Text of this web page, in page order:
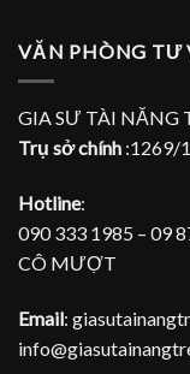
VĂN PHÒNG TƯ
GIA SƯ TÀI NĂNG
Trụ sở chính :1269/
Hotline:
090 333 1985 – 09
CÔ MƯỢT
Email: